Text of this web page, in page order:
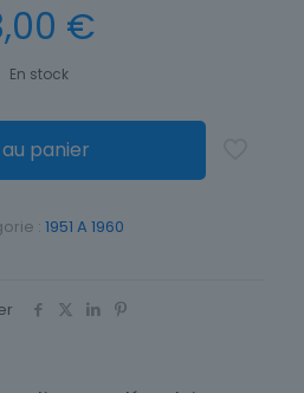
€
En stock
panier
: 1951 A 1960